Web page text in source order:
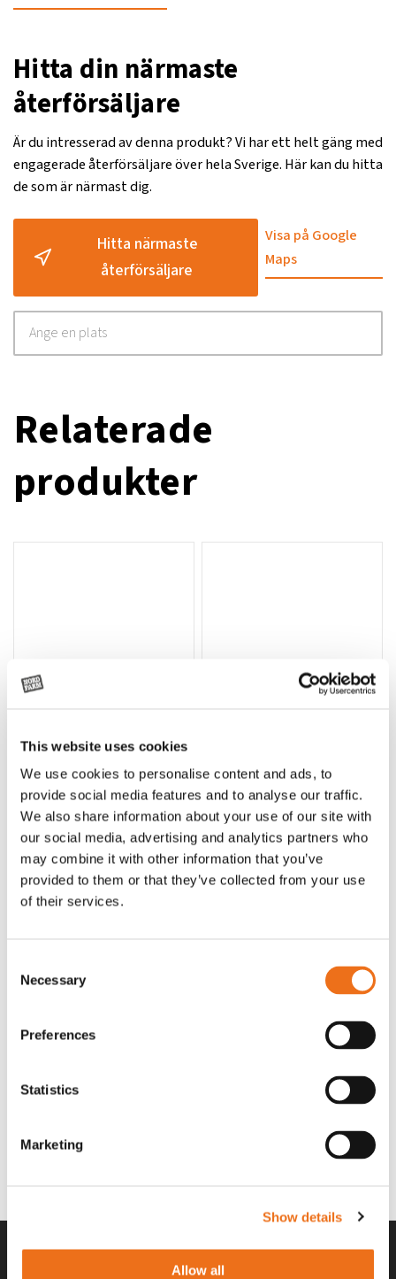
This website uses cookies
We use cookies to personalise content and ads, to
provide social media features and to analyse our traffic.
We also share information about your use of our site with
our social media, advertising and analytics partners who
may combine it with other information that you’ve
provided to them or that they’ve collected from your use
of their services.
Selection
Necessary
Preferences
Statistics
Marketing
Show details
Allow all
Hitta din närmaste
återförsäljare
Är du intresserad av denna produkt? Vi har ett helt gäng med
engagerade återförsäljare över hela Sverige. Här kan du hitta
de som är närmast dig.
Hitta närmaste
återförsäljare
Visa på Google
Maps
Relaterade
produkter
Lägg till i varukorg
T-shirt Avant barn grön 92 cm
G0007
(ex. moms)
T-shirt Avant barn grön 104-110
cm
G0010
(ex. moms)
Lägg till i varukorg
T-shirt grå xl med
T-shirt svart 2xl med avant-